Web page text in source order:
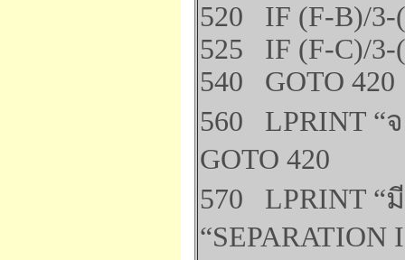
520 IF (F-B)/3-
525 IF (F-C)/3-
540 GOTO 420
560 LPRINT “
GOTO 420
570 LPRINT “
“SEPARATION